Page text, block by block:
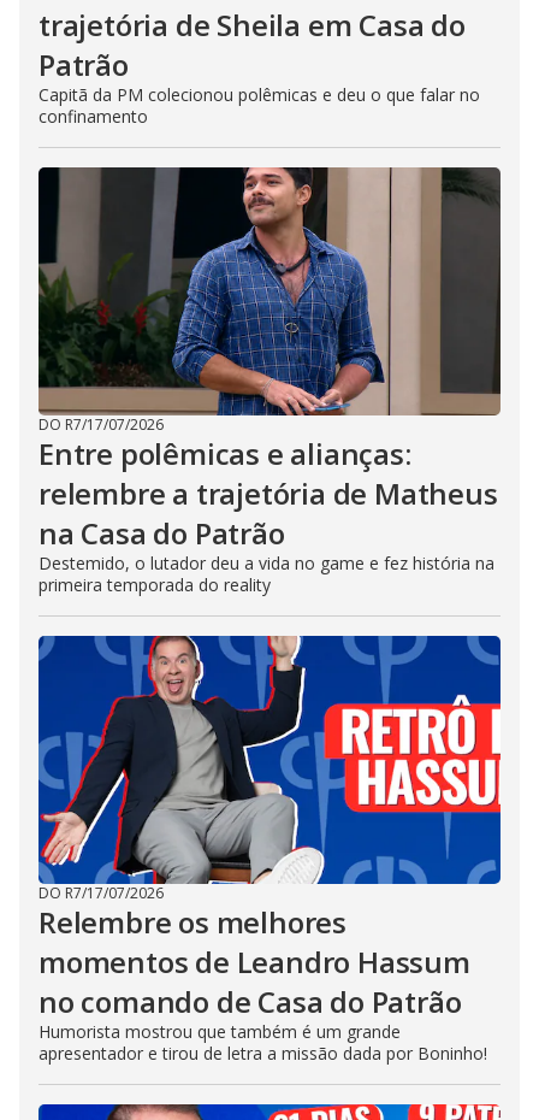
trajetória de Sheila em Casa do
Patrão
Capitã da PM colecionou polêmicas e deu o que falar no
confinamento
DO R7/17/07/2026
Entre polêmicas e alianças:
relembre a trajetória de Matheus
na Casa do Patrão
Destemido, o lutador deu a vida no game e fez história na
primeira temporada do reality
DO R7/17/07/2026
Relembre os melhores
momentos de Leandro Hassum
no comando de Casa do Patrão
Humorista mostrou que também é um grande
apresentador e tirou de letra a missão dada por Boninho!